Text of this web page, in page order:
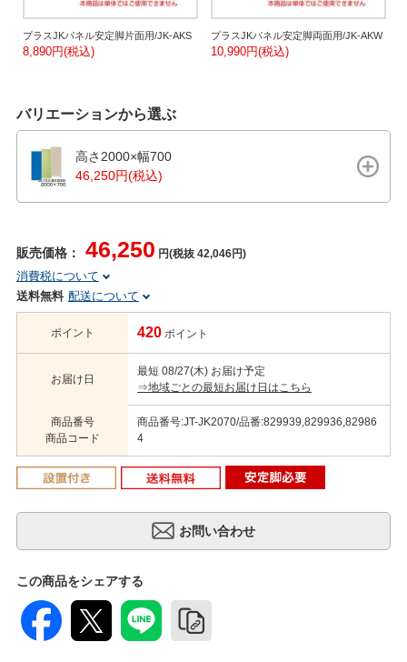
プラスJKパネル安定脚片面用/JK-AKS
8,890円(税込)
プラスJKパネル安定脚両面用/JK-AKW
10,990円(税込)
バリエーションから選ぶ
高さ2000×幅700
46,250円(税込)
販売価格： 46,250 円(税抜 42,046円)
消費税について
送料無料 配送について
ポイント 420 ポイント
お届け日
最短 08/27(木) お届け予定
⇒地域ごとの最短お届け日はこちら
商品番号
商品コード
商品番号:JT-JK2070/品番:829939,829936,82986
4
この商品をシェアする